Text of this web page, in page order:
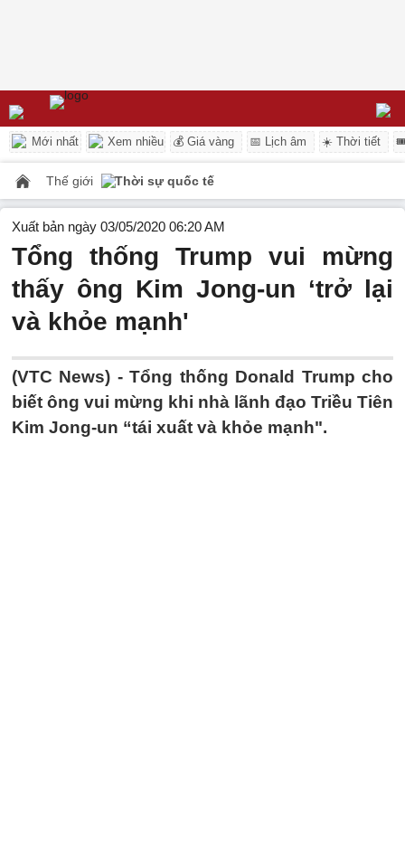
Mới nhất Xem nhiều 💰 Giá vàng 📅 Lịch âm ☀️ Thời tiết
Thế giới Thời sự quốc tế
Xuất bản ngày 03/05/2020 06:20 AM
Tổng thống Trump vui mừng
thấy ông Kim Jong-un ‘trở lại
và khỏe mạnh'
(VTC News) -Tổng thống Donald Trump cho
biết ông vui mừng khi nhà lãnh đạo Triều Tiên
Kim Jong-un “tái xuất và khỏe mạnh".